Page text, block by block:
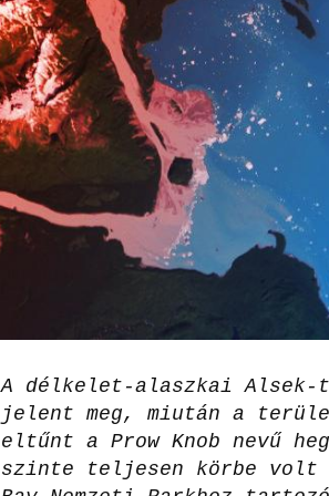
A délkelet-alaszkai Alsek-
jelent meg, miután a
eltűnt a Prow Knob nevű
szinte teljesen körbe volt